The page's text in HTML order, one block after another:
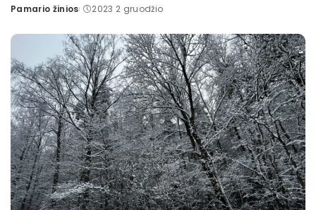
Posted
Pamario žinios 2023 2 gruodžio